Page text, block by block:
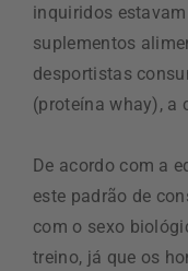
inquiridos
suplementos
desportistas
(proteína whay), a
De acordo com a
este padrão de
com o sexo
treino, já que os